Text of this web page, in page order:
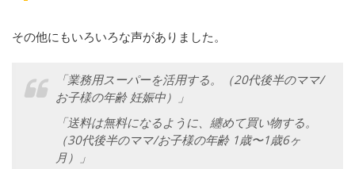
その他にもいろいろな声がありました。
「業務用スーパーを活用する。（20代後半のママ/
お子様の年齢 妊娠中）」
「送料は無料になるように、纏めて買い物する。
（30代後半のママ/お子様の年齢 1歳〜1歳6ヶ
月）」